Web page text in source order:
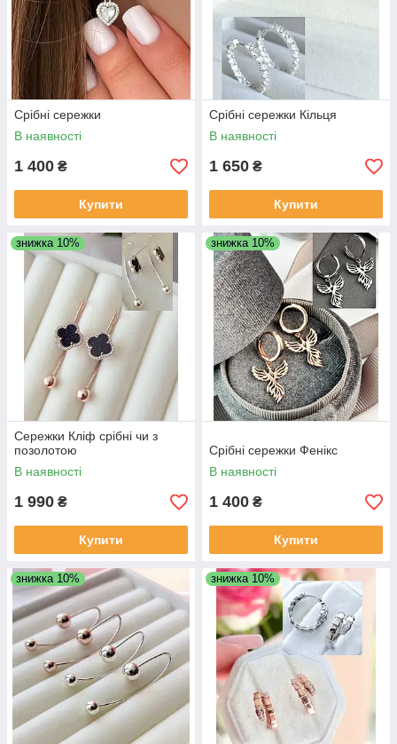
Срібні сережки
В наявності
1 400 ₴
Купити
Срібні сережки Кільця
В наявності
1 650 ₴
Купити
знижка 10%
Сережки Кліф срібні чи з
позолотою
В наявності
1 990 ₴
Купити
знижка 10%
Срібні сережки Фенікс
В наявності
1 400 ₴
Купити
знижка 10% знижка 10%